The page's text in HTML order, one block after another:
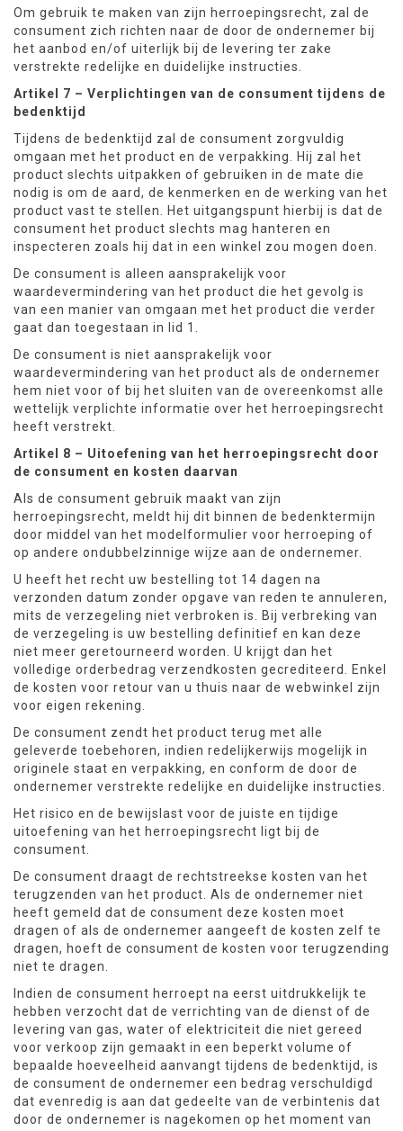
Om gebruik te maken van zijn herroepingsrecht, zal de
consument zich richten naar de door de ondernemer bij
het aanbod en/of uiterlijk bij de levering ter zake
verstrekte redelijke en duidelijke instructies.
Artikel 7 – Verplichtingen van de consument tijdens de
bedenktijd
Tijdens de bedenktijd zal de consument zorgvuldig
omgaan met het product en de verpakking. Hij zal het
product slechts uitpakken of gebruiken in de mate die
nodig is om de aard, de kenmerken en de werking van het
product vast te stellen. Het uitgangspunt hierbij is dat de
consument het product slechts mag hanteren en
inspecteren zoals hij dat in een winkel zou mogen doen.
De consument is alleen aansprakelijk voor
waardevermindering van het product die het gevolg is
van een manier van omgaan met het product die verder
gaat dan toegestaan in lid 1.
De consument is niet aansprakelijk voor
waardevermindering van het product als de ondernemer
hem niet voor of bij het sluiten van de overeenkomst alle
wettelijk verplichte informatie over het herroepingsrecht
heeft verstrekt.
Artikel 8 – Uitoefening van het herroepingsrecht door
de consument en kosten daarvan
Als de consument gebruik maakt van zijn
herroepingsrecht, meldt hij dit binnen de bedenktermijn
door middel van het modelformulier voor herroeping of
op andere ondubbelzinnige wijze aan de ondernemer.
U heeft het recht uw bestelling tot 14 dagen na
verzonden datum zonder opgave van reden te annuleren,
mits de verzegeling niet verbroken is. Bij verbreking van
de verzegeling is uw bestelling definitief en kan deze
niet meer geretourneerd worden. U krijgt dan het
volledige orderbedrag verzendkosten gecrediteerd. Enkel
de kosten voor retour van u thuis naar de webwinkel zijn
voor eigen rekening.
De consument zendt het product terug met alle
geleverde toebehoren, indien redelijkerwijs mogelijk in
originele staat en verpakking, en conform de door de
ondernemer verstrekte redelijke en duidelijke instructies.
Het risico en de bewijslast voor de juiste en tijdige
uitoefening van het herroepingsrecht ligt bij de
consument.
De consument draagt de rechtstreekse kosten van het
terugzenden van het product. Als de ondernemer niet
heeft gemeld dat de consument deze kosten moet
dragen of als de ondernemer aangeeft de kosten zelf te
dragen, hoeft de consument de kosten voor terugzending
niet te dragen.
Indien de consument herroept na eerst uitdrukkelijk te
hebben verzocht dat de verrichting van de dienst of de
levering van gas, water of elektriciteit die niet gereed
voor verkoop zijn gemaakt in een beperkt volume of
bepaalde hoeveelheid aanvangt tijdens de bedenktijd, is
de consument de ondernemer een bedrag verschuldigd
dat evenredig is aan dat gedeelte van de verbintenis dat
door de ondernemer is nagekomen op het moment van